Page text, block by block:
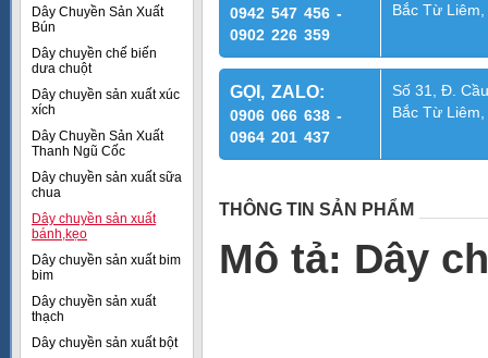
Dây Chuyền Sản Xuất
Bún
Dây chuyền chế biến
dưa chuột
Dây chuyền sản xuất xúc
xích
Dây Chuyền Sản Xuất
Thanh Ngũ Cốc
Dây chuyền sản xuất sữa
chua
Dây chuyền sản xuất
bánh,kẹo
Dây chuyền sản xuất bim
bim
Dây chuyền sản xuất
thạch
Dây chuyền sản xuất bột
0942 547 456 -
0902 226 359
Bắc Từ
GỌI, ZALO:
0906 066 638 -
0964 201 437
Số 31, Đ.
Bắc Từ
THÔNG TIN SẢN PHẨM
Mô tả: Dây